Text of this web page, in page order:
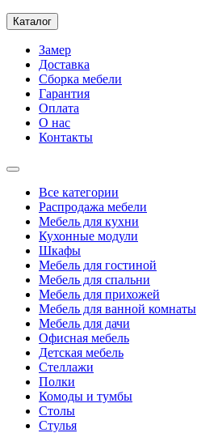
Каталог
Замер
Доставка
Сборка мебели
Гарантия
Оплата
О нас
Контакты
Все категории
Распродажа мебели
Мебель для кухни
Кухонные модули
Шкафы
Мебель для гостиной
Мебель для спальни
Мебель для прихожей
Мебель для ванной комнаты
Мебель для дачи
Офисная мебель
Детская мебель
Стеллажи
Полки
Комоды и тумбы
Столы
Стулья